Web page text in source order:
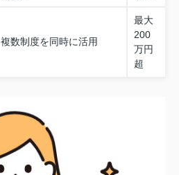
複数制度を同時に活用
最大
200
万円
超